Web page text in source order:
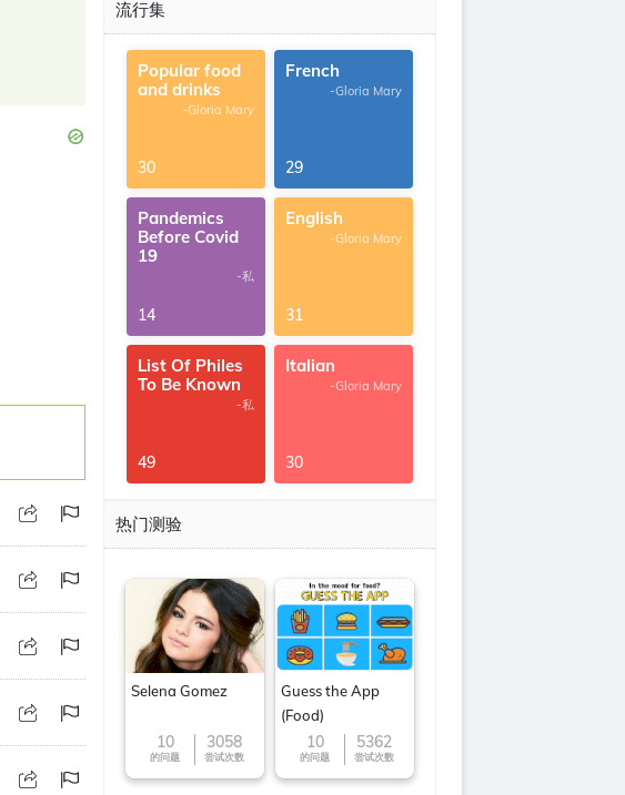
流行集
Popular food
and drinks
-Gloria Mary
30
French
-Gloria Mary
29
Pandemics
Before Covid
19
-私
14
English
-Gloria Mary
31
List Of Philes
To Be Known
-私
49
Italian
-Gloria Mary
30
热门测验
Selena Gomez
10
的问题
3058
尝试次数
Guess the App
(Food)
10
的问题
5362
尝试次数